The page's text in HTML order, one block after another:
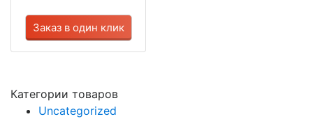
Заказ в один клик
Категории товаров
Uncategorized